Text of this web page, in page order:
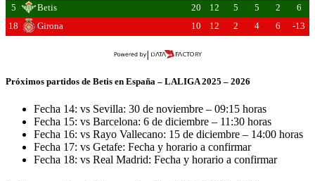
5
Betis 20 12 5 5 2
6
18
Girona 10 12 2 4 6 -13
Próximos partidos de Betis en España – LALIGA 2025 – 2026
Fecha 14: vs Sevilla: 30 de noviembre – 09:15 horas
Fecha 15: vs Barcelona: 6 de diciembre – 11:30 horas
Fecha 16: vs Rayo Vallecano: 15 de diciembre – 14:00 horas
Fecha 17: vs Getafe: Fecha y horario a confirmar
Fecha 18: vs Real Madrid: Fecha y horario a confirmar